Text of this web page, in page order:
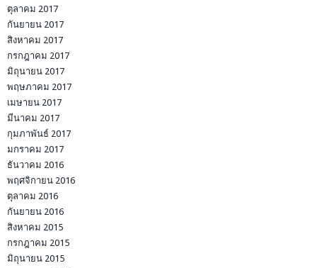
ตุลาคม 2017
กันยายน 2017
สิงหาคม 2017
กรกฎาคม 2017
มิถุนายน 2017
พฤษภาคม 2017
เมษายน 2017
มีนาคม 2017
กุมภาพันธ์ 2017
มกราคม 2017
ธันวาคม 2016
พฤศจิกายน 2016
ตุลาคม 2016
กันยายน 2016
สิงหาคม 2015
กรกฎาคม 2015
มิถุนายน 2015